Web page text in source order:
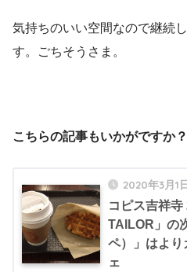
気持ちのいい空間なので継続
す。ごちそうさま。
こちらの記事もいかがですか？
2020年3月1
コピス吉祥寺
TAILOR」の
ペ）」はより
ェ